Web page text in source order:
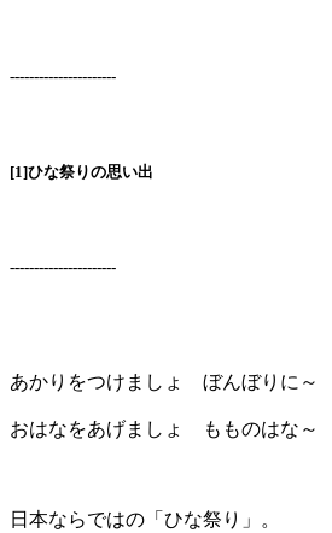
----------------------
[1]ひな祭りの思い出
----------------------
あかりをつけましょ ぼんぼりに～
おはなをあげましょ もものはな～
日本ならではの「ひな祭り」。